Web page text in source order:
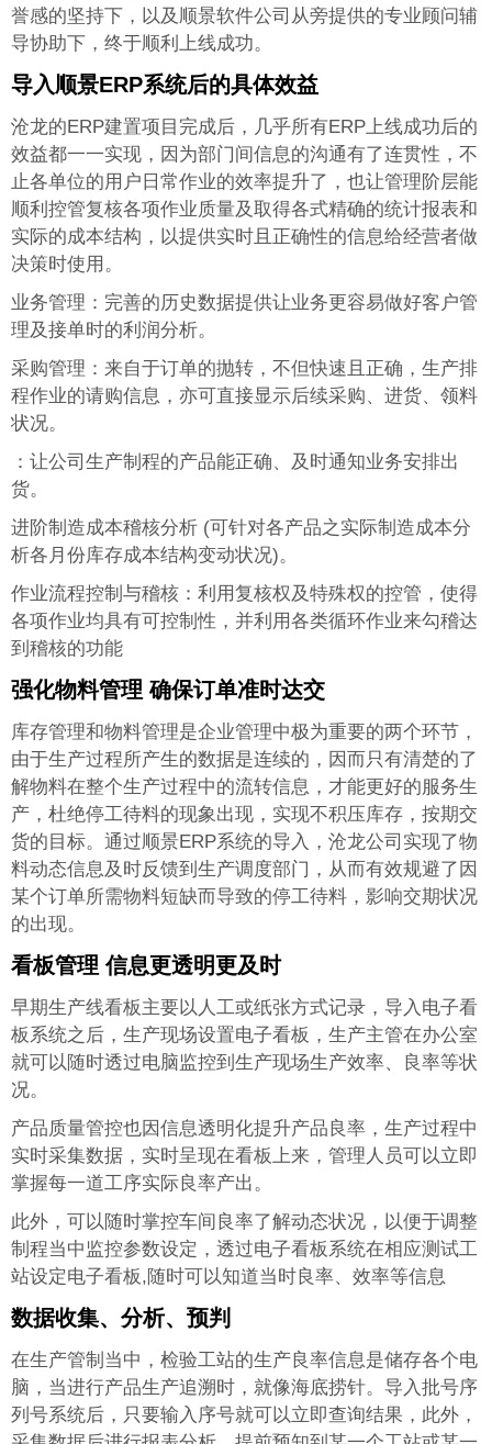
誉感的坚持下，以及顺景软件公司从旁提供的专业顾问辅
导协助下，终于顺利上线成功。
导入顺景ERP系统后的具体效益
沧龙的ERP建置项目完成后，几乎所有ERP上线成功后的
效益都一一实现，因为部门间信息的沟通有了连贯性，不
止各单位的用户日常作业的效率提升了，也让管理阶层能
顺利控管复核各项作业质量及取得各式精确的统计报表和
实际的成本结构，以提供实时且正确性的信息给经营者做
决策时使用。
业务管理：完善的历史数据提供让业务更容易做好客户管
理及接单时的利润分析。
采购管理：来自于订单的抛转，不但快速且正确，生产排
程作业的请购信息，亦可直接显示后续采购、进货、领料
状况。
：让公司生产制程的产品能正确、及时通知业务安排出
货。
进阶制造成本稽核分析 (可针对各产品之实际制造成本分
析各月份库存成本结构变动状况)。
作业流程控制与稽核：利用复核权及特殊权的控管，使得
各项作业均具有可控制性，并利用各类循环作业来勾稽达
到稽核的功能
强化物料管理 确保订单准时达交
库存管理和物料管理是企业管理中极为重要的两个环节，
由于生产过程所产生的数据是连续的，因而只有清楚的了
解物料在整个生产过程中的流转信息，才能更好的服务生
产，杜绝停工待料的现象出现，实现不积压库存，按期交
货的目标。通过顺景ERP系统的导入，沧龙公司实现了物
料动态信息及时反馈到生产调度部门，从而有效规避了因
某个订单所需物料短缺而导致的停工待料，影响交期状况
的出现。
看板管理 信息更透明更及时
早期生产线看板主要以人工或纸张方式记录，导入电子看
板系统之后，生产现场设置电子看板，生产主管在办公室
就可以随时透过电脑监控到生产现场生产效率、良率等状
况。
产品质量管控也因信息透明化提升产品良率，生产过程中
实时采集数据，实时呈现在看板上来，管理人员可以立即
掌握每一道工序实际良率产出。
此外，可以随时掌控车间良率了解动态状况，以便于调整
制程当中监控参数设定，透过电子看板系统在相应测试工
站设定电子看板,随时可以知道当时良率、效率等信息
数据收集、分析、预判
在生产管制当中，检验工站的生产良率信息是储存各个电
脑，当进行产品生产追溯时，就像海底捞针。导入批号序
列号系统后，只要输入序号就可以立即查询结果，此外，